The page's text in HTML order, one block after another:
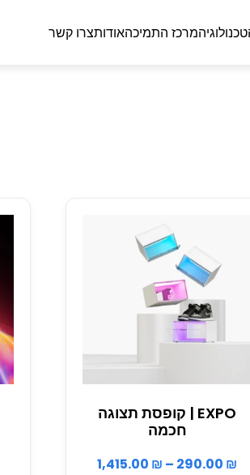
מרכז התמיכהאודותצרו קשר
EXPO | קופסת תצוגה
חכמה
290.00 ₪
–
1,415.00 ₪